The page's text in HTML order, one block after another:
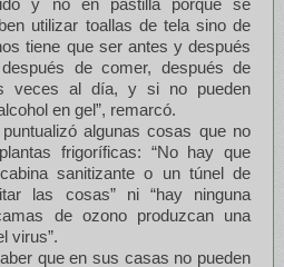
utilizar toallas de tela sino de
tiene que ser antes y después
de comer, después de
veces al día, y si no pueden
en gel”, remarcó.
algunas cosas que no
frigoríficas: “No hay que
sanitizante o un túnel de
las cosas” ni “hay ninguna
de ozono produzcan una
virus”.
que en sus casas no pueden